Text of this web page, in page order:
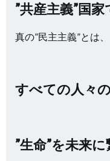
”共産主義”国家
真の”民主主義”とは、
すべての人々の
”生命”を未来